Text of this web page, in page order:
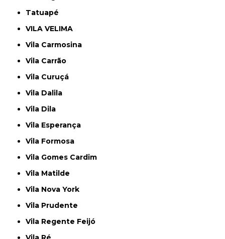
Tatuapé
VILA VELIMA
Vila Carmosina
Vila Carrão
Vila Curuçá
Vila Dalila
Vila Dila
Vila Esperança
Vila Formosa
Vila Gomes Cardim
Vila Matilde
Vila Nova York
Vila Prudente
Vila Regente Feijó